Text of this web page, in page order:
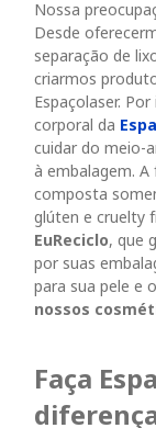
Nossa
Desde
separação de
criarmos
Espaçolaser.
corporal da
cuidar do meio-
à embalagem.
composta
glúten e cruelty
EuReciclo, que
por suas
para sua pele e
nossos
Faça